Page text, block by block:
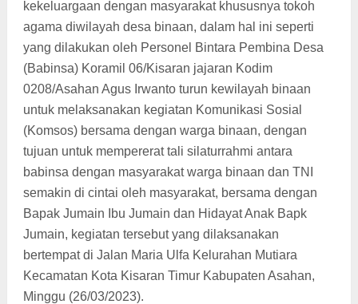
kekeluargaan dengan masyarakat khususnya tokoh
agama diwilayah desa binaan, dalam hal ini seperti
yang dilakukan oleh Personel Bintara Pembina Desa
(Babinsa) Koramil 06/Kisaran jajaran Kodim
0208/Asahan Agus Irwanto turun kewilayah binaan
untuk melaksanakan kegiatan Komunikasi Sosial
(Komsos) bersama dengan warga binaan, dengan
tujuan untuk mempererat tali silaturrahmi antara
babinsa dengan masyarakat warga binaan dan TNI
semakin di cintai oleh masyarakat, bersama dengan
Bapak Jumain Ibu Jumain dan Hidayat Anak Bapk
Jumain, kegiatan tersebut yang dilaksanakan
bertempat di Jalan Maria Ulfa Kelurahan Mutiara
Kecamatan Kota Kisaran Timur Kabupaten Asahan,
Minggu (26/03/2023).